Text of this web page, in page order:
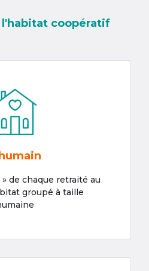
l'habitat coopératif
de chaque retraité au
groupé à taille